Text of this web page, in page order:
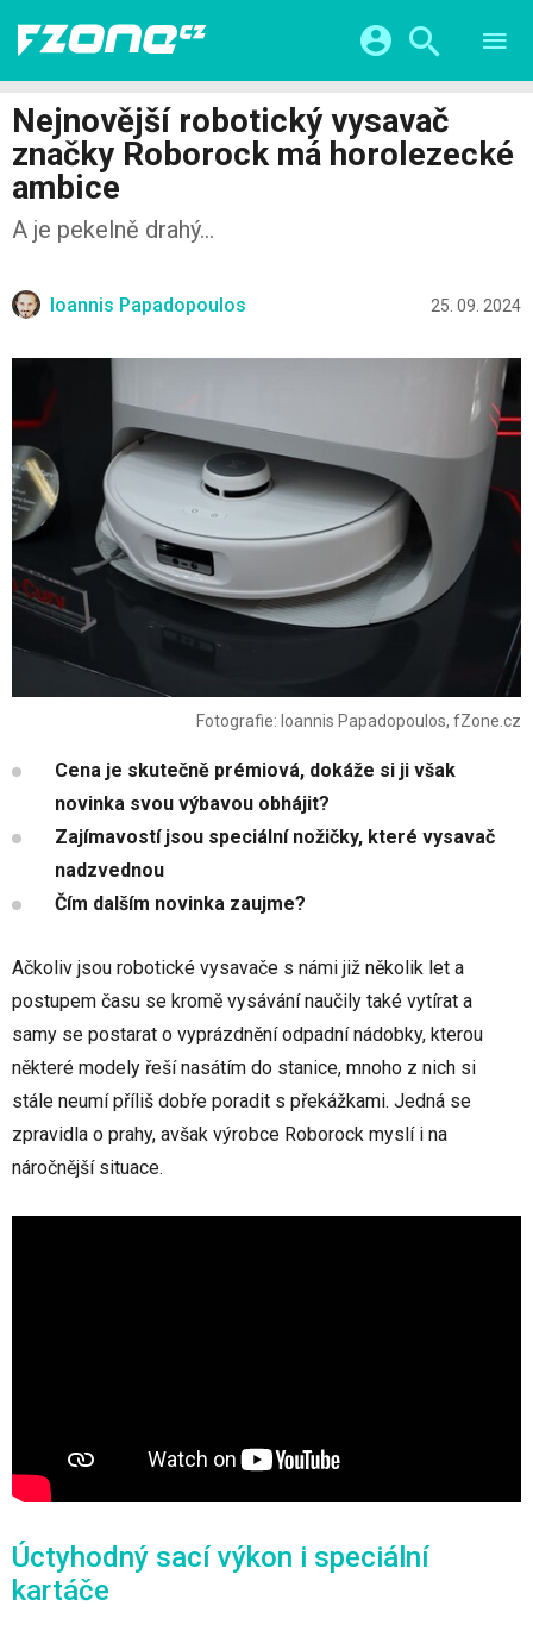
VIDEA
SERIÁLY
KATEGORIE
CHYTRÁ MĚSTA
ŽIVOT BUDOUCNOSTI
HRY A ZÁBAVA
FINTECH
Facebook Google
Twitter
Nejnovější robotický vysavač
značky Roborock má horolezecké
ambice
A je pekelně drahý...
Ioannis Papadopoulos 25. 09. 2024
Fotografie: Ioannis Papadopoulos, fZone.cz
Cena je skutečně prémiová, dokáže si ji však
novinka svou výbavou obhájit?
Zajímavostí jsou speciální nožičky, které vysavač
nadzvednou
Čím dalším novinka zaujme?
Ačkoliv jsou robotické vysavače s námi již několik let a
postupem času se kromě vysávání naučily také vytírat a
samy se postarat o vyprázdnění odpadní nádobky, kterou
některé modely řeší nasátím do stanice, mnoho z nich si
stále neumí příliš dobře poradit s překážkami. Jedná se
zpravidla o prahy, avšak výrobce Roborock myslí i na
náročnější situace.
Úctyhodný sací výkon i speciální
kartáče